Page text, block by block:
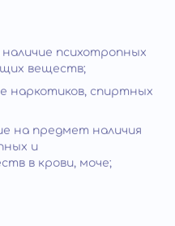
психотропных
веществ;
наркотиков, спиртных
на предмет наличия
и
в крови, моче;